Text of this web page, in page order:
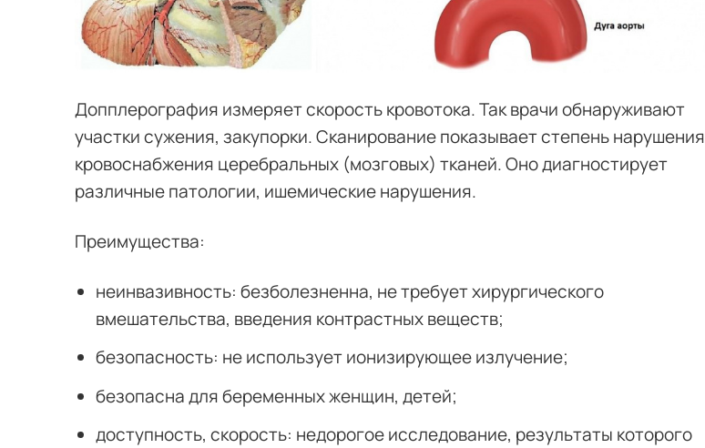
Допплерография измеряет скорость кровотока. Так врачи обнаруживают
участки сужения, закупорки. Сканирование показывает степень нарушения
кровоснабжения церебральных (мозговых) тканей. Оно диагностирует
различные патологии, ишемические нарушения.
Преимущества:
неинвазивность: безболезненна, не требует хирургического
вмешательства, введения контрастных веществ;
безопасность: не использует ионизирующее излучение;
безопасна для беременных женщин, детей;
доступность, скорость: недорогое исследование, результаты которого